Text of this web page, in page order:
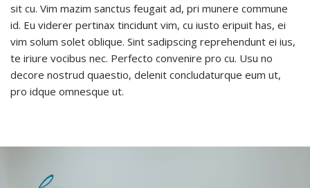
sit cu. Vim mazim sanctus feugait ad, pri munere commune
id. Eu viderer pertinax tincidunt vim, cu iusto eripuit has, ei
vim solum solet oblique. Sint sadipscing reprehendunt ei ius,
te iriure vocibus nec. Perfecto convenire pro cu. Usu no
decore nostrud quaestio, delenit concludaturque eum ut,
pro idque omnesque ut.